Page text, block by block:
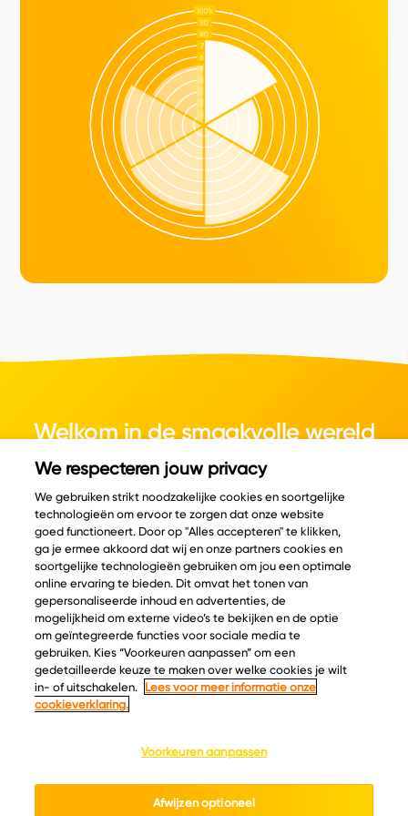
Welkom in de smaakvolle wereld
van kaas.
© Copyright 2026 Velder
Inspiratie
Kaascatalogus
Recepten
Kaasplankjes
Blog
Informatie
Over ons
Ontdek
Keurmerken
We respecteren jouw privacy
We gebruiken strikt noodzakelijke cookies en soortgelijke
technologieën om ervoor te zorgen dat onze website
goed functioneert. Door op "Alles accepteren" te klikken,
ga je ermee akkoord dat wij en onze partners cookies en
soortgelijke technologieën gebruiken om jou een optimale
online ervaring te bieden. Dit omvat het tonen van
gepersonaliseerde inhoud en advertenties, de
mogelijkheid om externe video’s te bekijken en de optie
om geïntegreerde functies voor sociale media te
gebruiken. Kies “Voorkeuren aanpassen” om een
gedetailleerde keuze te maken over welke cookies je wilt
in- of uitschakelen.
Lees voor meer informatie onze
cookieverklaring.
Voorkeuren aanpassen
Afwijzen optioneel